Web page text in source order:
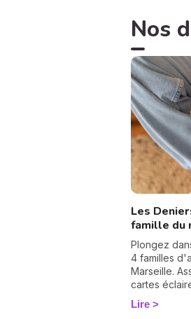
Nos
Les
famille du
Plongez
4 familles
Marseille. Associées à l'élément Terre, ces
cartes
financière et
durée. Découvrez leur signification complète
Lire